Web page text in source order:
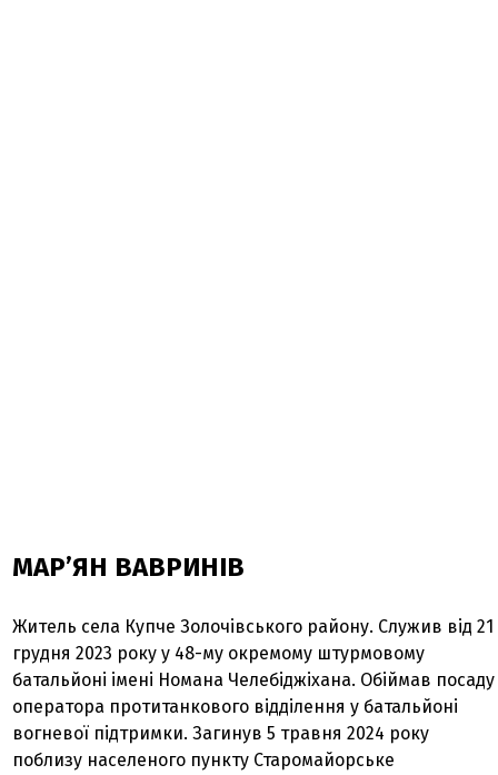
МАР’ЯН ВАВРИНІВ
Житель села Купче Золочівського району. Служив від 21
грудня 2023 року у 48-му окремому штурмовому
батальйоні імені Номана Челебіджіхана. Обіймав посаду
оператора протитанкового відділення у батальйоні
вогневої підтримки. Загинув 5 травня 2024 року
поблизу населеного пункту Старомайорське